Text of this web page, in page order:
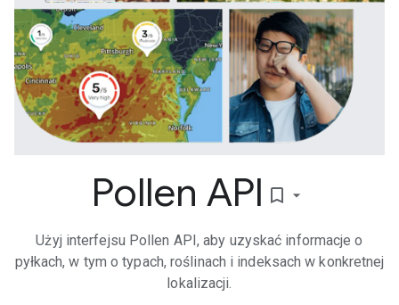
Pollen API bookmark_border
Użyj interfejsu Pollen API, aby uzyskać informacje o
pyłkach, w tym o typach, roślinach i indeksach w konkretnej
lokalizacji.